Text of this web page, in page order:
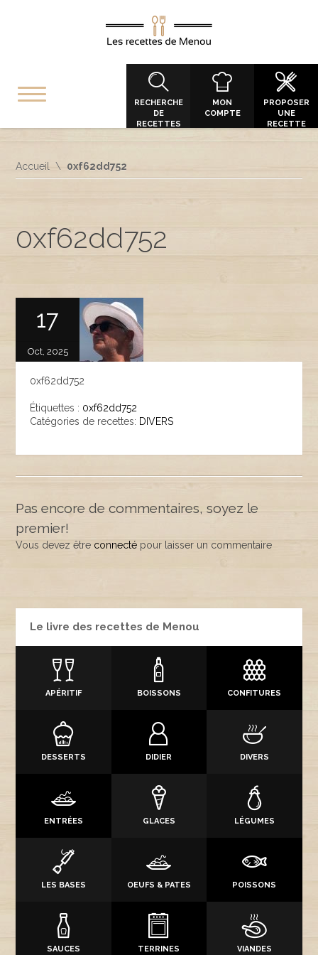
RECHERCHE
DE
RECETTES
MON
COMPTE
PROPOSER
UNE
RECETTE
Accueil 0xf62dd752
0xf62dd752
17
Oct, 2025
0xf62dd752
Étiquettes : 0xf62dd752
Catégories de recettes: DIVERS
Pas encore de commentaires, soyez le
premier!
Vous devez être connecté pour laisser un commentaire
Le livre des recettes de Menou
APÉRITIF BOISSONS CONFITURES
DESSERTS DIDIER DIVERS
ENTRÉES GLACES LÉGUMES
LES BASES OEUFS & PATES POISSONS
SAUCES TERRINES VIANDES